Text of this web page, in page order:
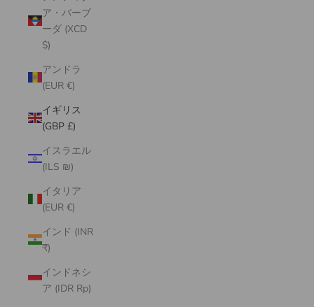
ア・バーブ
ーダ (XCD
$)
アンドラ
(EUR €)
イギリス
(GBP £)
イスラエル
(ILS ₪)
イタリア
(EUR €)
インド (INR
₹)
インドネシ
ア (IDR Rp)